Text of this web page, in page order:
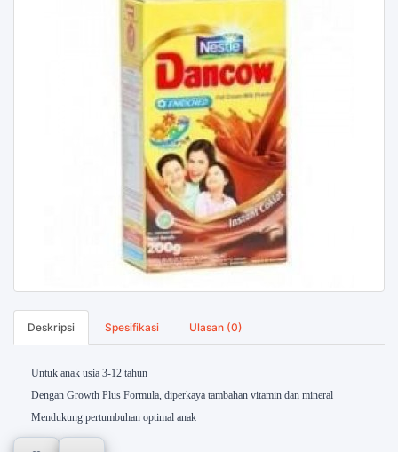
Deskripsi Spesifikasi Ulasan (0)
Untuk anak usia 3-12 tahun
Dengan Growth Plus Formula, diperkaya tambahan vitamin dan mineral
Mendukung pertumbuhan optimal anak